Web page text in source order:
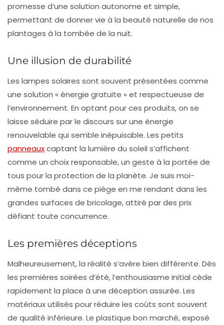
promesse d’une solution autonome et simple,
permettant de donner vie à la beauté naturelle de nos
plantages à la tombée de la nuit.
Une illusion de durabilité
Les lampes solaires sont souvent présentées comme
une solution « énergie gratuite » et respectueuse de
l’environnement. En optant pour ces produits, on se
laisse séduire par le discours sur une énergie
renouvelable qui semble inépuisable. Les petits
panneauxcaptant la lumière du soleil s’affichent
comme un choix responsable, un geste à la portée de
tous pour la protection de la planète. Je suis moi-
même tombé dans ce piège en me rendant dans les
grandes surfaces de bricolage, attiré par des prix
défiant toute concurrence.
Les premières déceptions
Malheureusement, la réalité s’avère bien différente. Dès
les premières soirées d’été, l’enthousiasme initial cède
rapidement la place à une déception assurée. Les
matériaux utilisés pour réduire les coûts sont souvent
de qualité inférieure. Le plastique bon marché, exposé